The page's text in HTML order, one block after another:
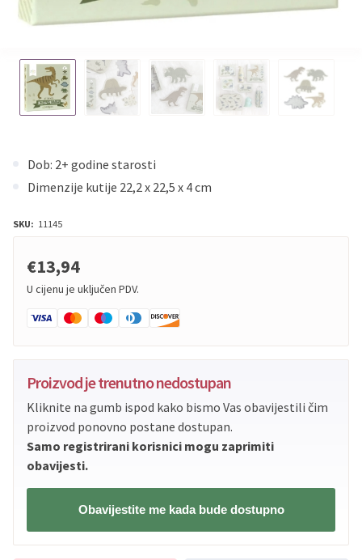
Dob: 2+ godine starosti
Dimenzije kutije 22,2 x 22,5 x 4 cm
SKU: 11145
€13,94
U cijenu je uključen PDV.
Proizvod je trenutno nedostupan
Kliknite na gumb ispod kako bismo Vas obavijestili čim
proizvod ponovno postane dostupan.
Samo registrirani korisnici mogu zaprimiti
obavijesti.
Obavijestite me kada bude dostupno